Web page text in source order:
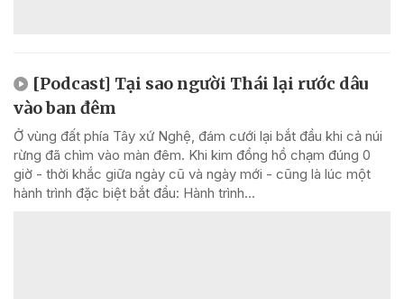
[Podcast] Tại sao người Thái lại rước dâu
vào ban đêm
Ở vùng đất phía Tây xứ Nghệ, đám cưới lại bắt đầu khi cả núi
rừng đã chìm vào màn đêm. Khi kim đồng hồ chạm đúng 0
giờ - thời khắc giữa ngày cũ và ngày mới - cũng là lúc một
hành trình đặc biệt bắt đầu: Hành trình...